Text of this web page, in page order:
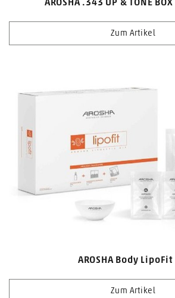
AROSHA .343 UP & TONE
Zum Artikel
AROSHA Body
Zum Artikel